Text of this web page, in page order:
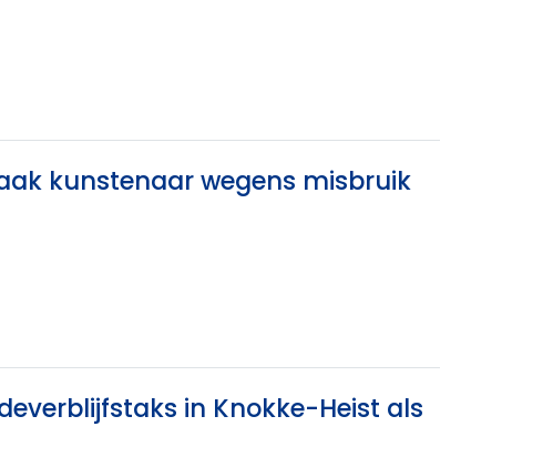
kunstenaar wegens misbruik
in Knokke-Heist als